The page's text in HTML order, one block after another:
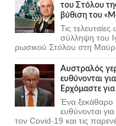
του Στόλου
βύθιση του
Τις
σύλληψη του
ρωσικού Στόλου στη
Αυστραλός
ευθύνονται
Ερχόμαστε
Ένα ξεκάθαρο
ευθύνονται
τον Covid-19 και τις